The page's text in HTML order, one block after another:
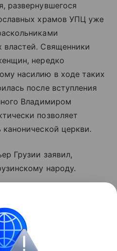
развернувшегося
храмов УПЦ уже
Священники
нередко
насилию в ходе таких
после вступления
Владимиром
позволяет
канонической церкви.
Грузии заявил,
народу.
Трампу.
— быстро, честно,